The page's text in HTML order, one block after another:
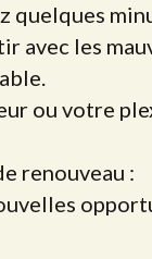
quelques
avec les
ou votre
renouveau :